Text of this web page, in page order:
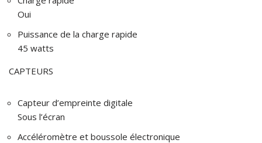
Oui
Puissance de la charge rapide
45 watts
CAPTEURS
Capteur d’empreinte digitale
Sous l’écran
Accéléromètre et boussole électronique